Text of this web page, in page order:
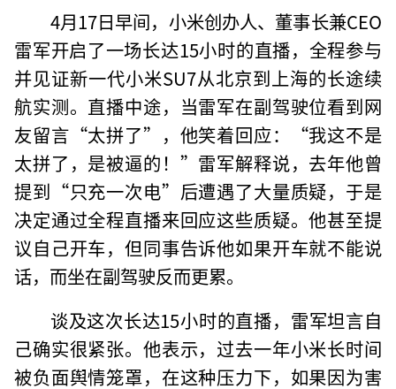
4月17日早间，小米创办人、董事长兼CEO
雷军开启了一场长达15小时的直播，全程参与
并见证新一代小米SU7从北京到上海的长途续
航实测。直播中途，当雷军在副驾驶位看到网
友留言“太拼了”，他笑着回应：“我这不是
太拼了，是被逼的！”雷军解释说，去年他曾
提到“只充一次电”后遭遇了大量质疑，于是
决定通过全程直播来回应这些质疑。他甚至提
议自己开车，但同事告诉他如果开车就不能说
话，而坐在副驾驶反而更累。
谈及这次长达15小时的直播，雷军坦言自
己确实很紧张。他表示，过去一年小米长时间
被负面舆情笼罩，在这种压力下，如果因为害